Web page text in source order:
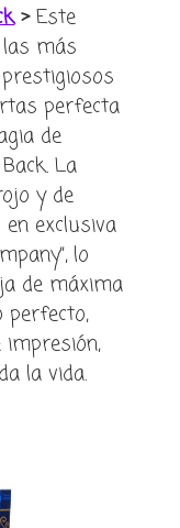
>Este
más
perfecta
de
La
y de
exclusiva
lo
de máxima
perfecto,
impresión,
la vida.